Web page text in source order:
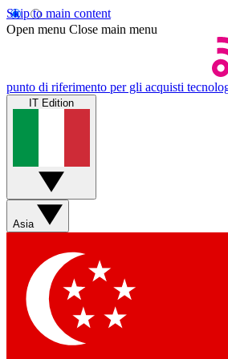
Skip to main content
Open menu Close main menu
punto di riferimento per gli acquisti
IT Edition
Asia